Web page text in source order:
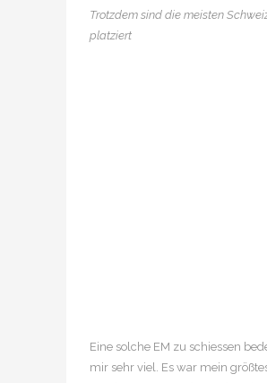
Trotzdem sind die meisten
platziert
Eine solche EM zu schiessen
mir sehr viel. Es war mein